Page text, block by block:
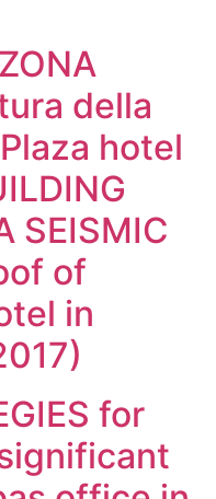
della
hotel
SEISMIC
of
in
for